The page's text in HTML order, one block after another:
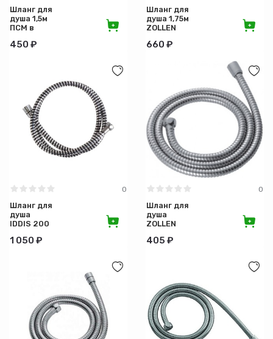
Шланг для
душа 1,5м
ПСМ в
русс-
450 ₽
Шланг для
душа 1,75м
ZOLLEN
двойной
660 ₽
0
Шланг для
душа
IDDIS 200
1 050 ₽
0
Шланг для
душа
ZOLLEN
импорт-
405 ₽